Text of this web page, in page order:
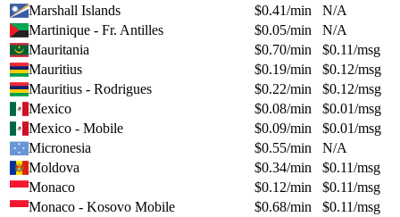
Marshall Islands
$0.41/min
N/A
Martinique - Fr. Antilles
$0.05/min
N/A
Mauritania
$0.70/min $0.11/msg
Mauritius
$0.19/min $0.12/msg
Mauritius - Rodrigues
$0.22/min $0.12/msg
Mexico
$0.08/min $0.01/msg
Mexico - Mobile
$0.09/min $0.01/msg
Micronesia
$0.55/min
N/A
Moldova
$0.34/min $0.11/msg
Monaco
$0.12/min $0.11/msg
Monaco - Kosovo Mobile
$0.68/min $0.11/msg